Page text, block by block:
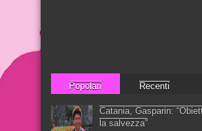
Popolari Recenti
Catania, Gasparin:
la salvezza”